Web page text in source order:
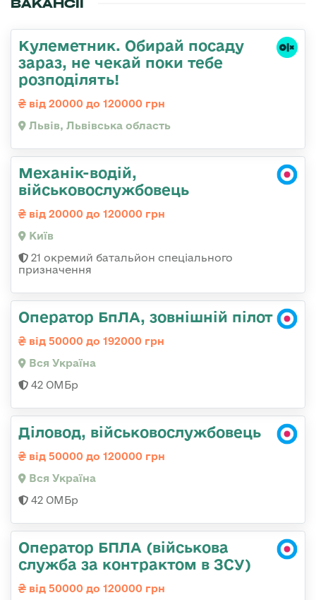
ВАКАНСІЇ
Кулеметник. Обирай посаду
зараз, не чекай поки тебе
розподілять!
від 20000 до 120000 грн
Львів, Львівська область
Механік-водій,
військовослужбовець
від 20000 до 120000 грн
Київ
21 окремий батальйон спеціального
призначення
Оператор БпЛА, зовнішній пілот
від 50000 до 192000 грн
Вся Україна
42 ОМБр
Діловод, військовослужбовець
від 50000 до 120000 грн
Вся Україна
42 ОМБр
Оператор БПЛА (військова
служба за контрактом в ЗСУ)
від 50000 до 120000 грн